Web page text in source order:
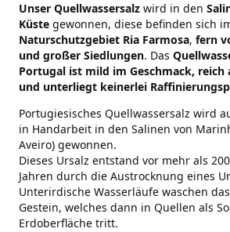
Unser Quellwassersalz wird in den
Küste gewonnen, diese befinden sich
Naturschutzgebiet Ria Farmosa, fern
und großer Siedlungen. Das
Portugal ist mild im Geschmack, reich
und unterliegt keinerlei
Portugiesisches Quellwassersalz wird
in Handarbeit in den Salinen von
Aveiro) gewonnen.
Dieses Ursalz entstand vor mehr als
Jahren durch die Austrocknung eines
Unterirdische Wasserläufe waschen
Gestein, welches dann in Quellen als
Erdoberfläche tritt.